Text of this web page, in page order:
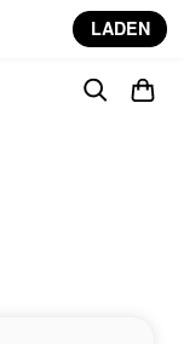
LADEN